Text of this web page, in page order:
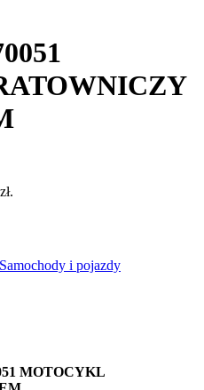
zł.
Samochody i pojazdy
MOTOCYKL